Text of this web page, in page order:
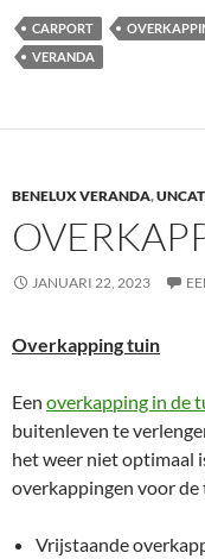
CARPORT
VERANDA
BENELUX VERANDA,
JANUARI 22, 2023
Overkapping tuin
Een overkapping in de
buitenleven te
het weer niet optimaal
overkappingen voor
Vrijstaande